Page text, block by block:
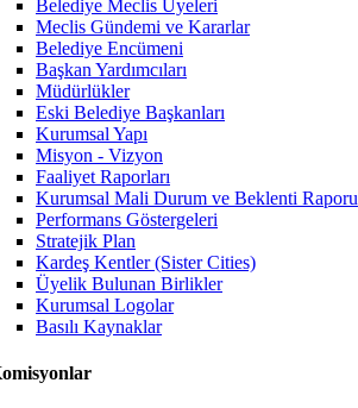
Belediye Meclis Üyeleri
Meclis Gündemi ve Kararlar
Belediye Encümeni
Başkan Yardımcıları
Müdürlükler
Eski Belediye Başkanları
Kurumsal Yapı
Misyon - Vizyon
Faaliyet Raporları
Kurumsal Mali Durum ve Beklenti Raporu
Performans Göstergeleri
Stratejik Plan
Kardeş Kentler (Sister Cities)
Üyelik Bulunan Birlikler
Kurumsal Logolar
Basılı Kaynaklar